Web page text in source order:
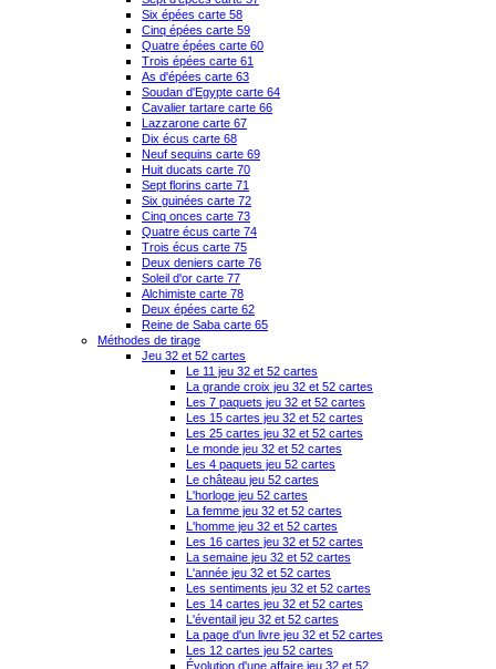
Six épées carte 58
Cinq épées carte 59
Quatre épées carte 60
Trois épées carte 61
As d'épées carte 63
Soudan d'Egypte carte 64
Cavalier tartare carte 66
Lazzarone carte 67
Dix écus carte 68
Neuf sequins carte 69
Huit ducats carte 70
Sept florins carte 71
Six guinées carte 72
Cinq onces carte 73
Quatre écus carte 74
Trois écus carte 75
Deux deniers carte 76
Soleil d'or carte 77
Alchimiste carte 78
Deux épées carte 62
Reine de Saba carte 65
Méthodes de tirage
Jeu 32 et 52 cartes
Le 11 jeu 32 et 52 cartes
La grande croix jeu 32 et 52 cartes
Les 7 paquets jeu 32 et 52 cartes
Les 15 cartes jeu 32 et 52 cartes
Les 25 cartes jeu 32 et 52 cartes
Le monde jeu 32 et 52 cartes
Les 4 paquets jeu 52 cartes
Le château jeu 52 cartes
L'horloge jeu 52 cartes
La femme jeu 32 et 52 cartes
L'homme jeu 32 et 52 cartes
Les 16 cartes jeu 32 et 52 cartes
La semaine jeu 32 et 52 cartes
L'année jeu 32 et 52 cartes
Les sentiments jeu 32 et 52 cartes
Les 14 cartes jeu 32 et 52 cartes
L'éventail jeu 32 et 52 cartes
La page d'un livre jeu 32 et 52 cartes
Les 12 cartes jeu 52 cartes
Évolution d'une affaire jeu 32 et 52